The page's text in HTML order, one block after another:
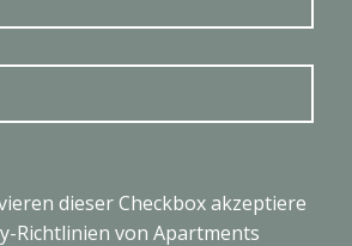
dieser Checkbox akzeptiere
Richtlinien von Apartments